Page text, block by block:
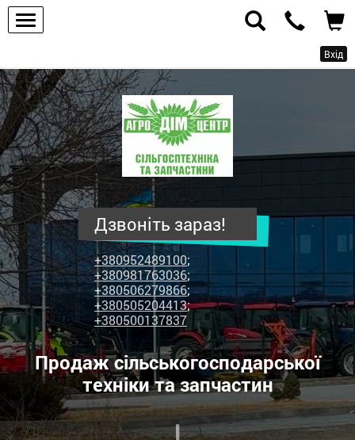
Вхід
ПП
"Агродім-
центр"
-
продаж
сільськогосподарської
техніки
та
запчастин
Дзвоніть зараз!
+380952489100;
+380981763036;
+380506279866;
+380505204413;
+380500137837
Продаж сільськогосподарської
техніки та запчастин